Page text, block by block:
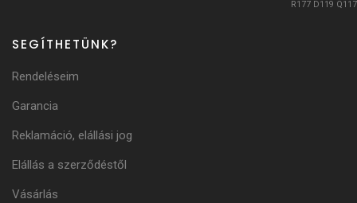
R177 D119 Q117
SEGÍTHETÜNK?
Rendeléseim
Garancia
Reklamáció, elállási jog
Elállás a szerződéstől
Vásárlás